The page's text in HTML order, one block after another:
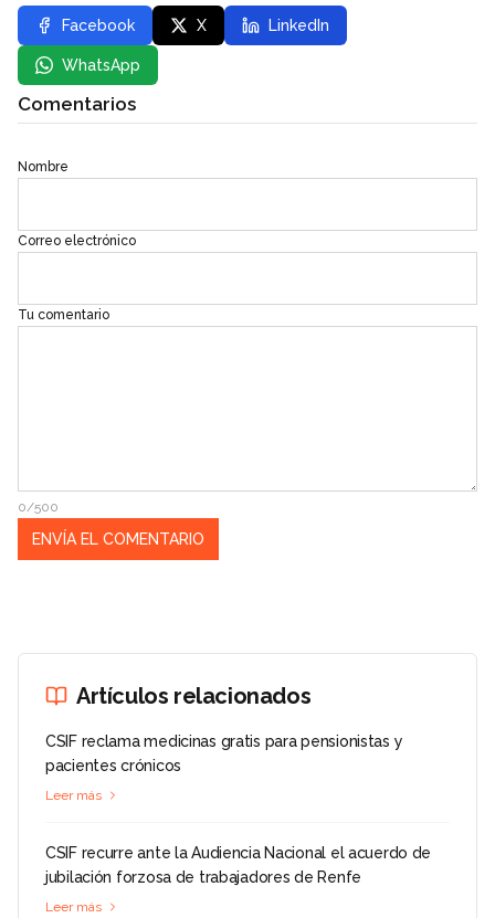
Facebook X LinkedIn
WhatsApp
Comentarios
Nombre
Correo electrónico
Tu comentario
0/500
Artículos relacionados
CSIF reclama medicinas gratis para pensionistas y
pacientes crónicos
Leer más
CSIF recurre ante la Audiencia Nacional el acuerdo de
jubilación forzosa de trabajadores de Renfe
Leer más